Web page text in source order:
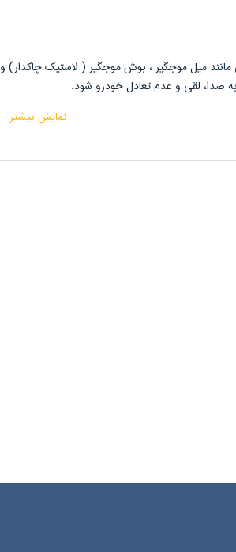
میل موجگیر ، بوش موجگیر ( لاستیک چاکدار) و
صدا، لقی و عدم تعادل خودرو شود.
نمایش بیشتر